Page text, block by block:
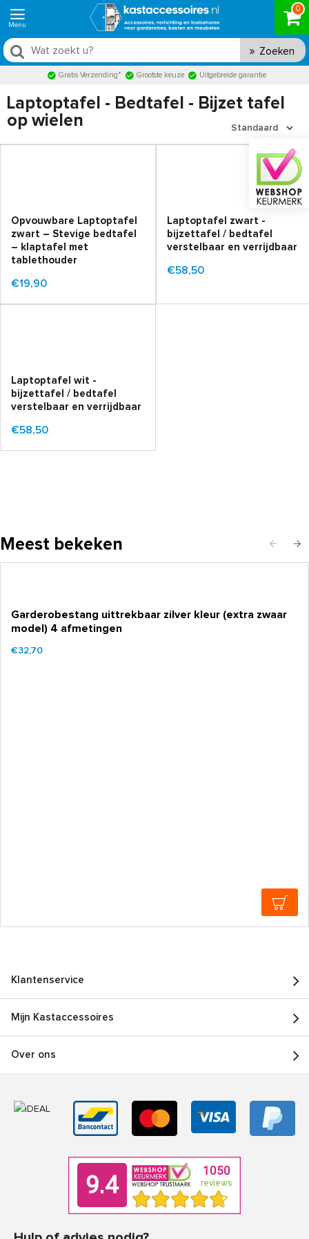
0
Zoeken
Gratis Verzending* Grootste keuze Uitgebreide garantie
Laptoptafel - Bedtafel - Bijzet tafel
op wielen
Opvouwbare Laptoptafel
zwart – Stevige bedtafel
– klaptafel met
tablethouder
€19,90
Laptoptafel zwart -
bijzettafel / bedtafel
verstelbaar en verrijdbaar
€58,50
Laptoptafel wit -
bijzettafel / bedtafel
verstelbaar en verrijdbaar
€58,50
Meest bekeken
Garderobestang uittrekbaar zilver kleur (extra zwaar
model) 4 afmetingen
€32,70
Klantenservice
Mijn Kastaccessoires
Over ons